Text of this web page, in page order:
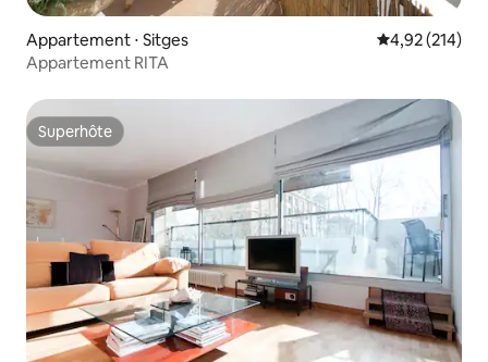
Appartement ⋅ Sitges Évaluation
4,92 (214)
Appartement RITA
Superhôte
Superhôte